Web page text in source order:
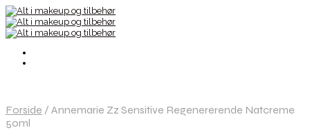
Forside / Annemarie Zz Sensitive Regenererende Natcreme
50ml